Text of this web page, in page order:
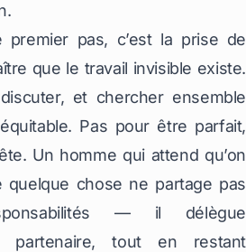
premier pas, c’est la prise de
que le travail invisible existe.
et chercher ensemble
Pas pour être parfait,
Un homme qui attend qu’on
quelque chose ne partage pas
— il délègue
partenaire, tout en restant